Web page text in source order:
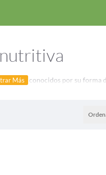
Son conocidos por su
beneficios para la salud,
por primera vez por los